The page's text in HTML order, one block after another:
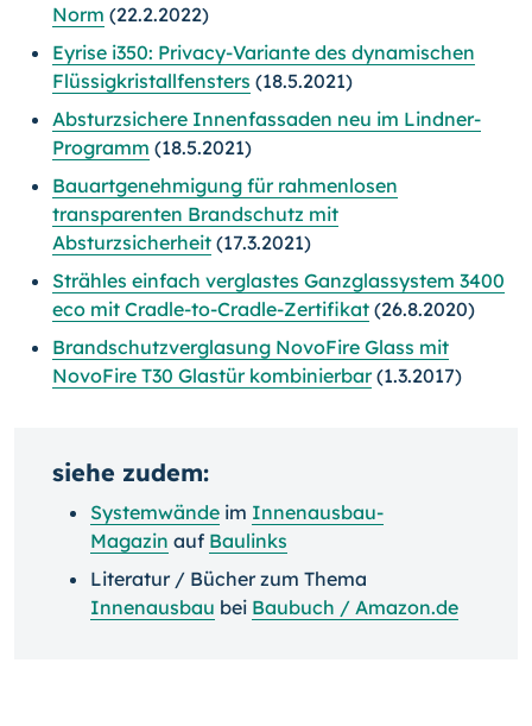
Norm (22.2.2022)
Eyrise i350: Privacy-Variante des dynamischen
Flüssigkristallfensters (18.5.2021)
Absturzsichere Innenfassaden neu im Lindner-
Programm (18.5.2021)
Bauartgenehmigung für rahmenlosen
transparenten Brandschutz mit
Absturzsicherheit (17.3.2021)
Strähles einfach verglastes Ganzglassystem 3400
eco mit Cradle-to-Cradle-Zertifikat (26.8.2020)
Brandschutzverglasung NovoFire Glass mit
NovoFire T30 Glastür kombinierbar(1.3.2017)
siehe zudem:
Systemwände im Innenausbau-
Magazin auf Baulinks
Literatur / Bücher zum Thema
Innenausbau bei Baubuch / Amazon.de